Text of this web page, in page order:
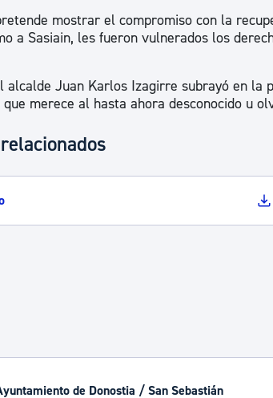
Noticias
mostrar el compromiso con la
a Sasiain, les fueron vulnerados los
alcalde Juan Karlos Izagirre subrayó en
merece al hasta ahora desconocido u
de Donostia / San Sebastián